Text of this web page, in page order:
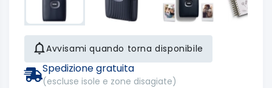
Avvisami quando torna disponibile
Spedizione gratuita
(escluse isole e zone disagiate)